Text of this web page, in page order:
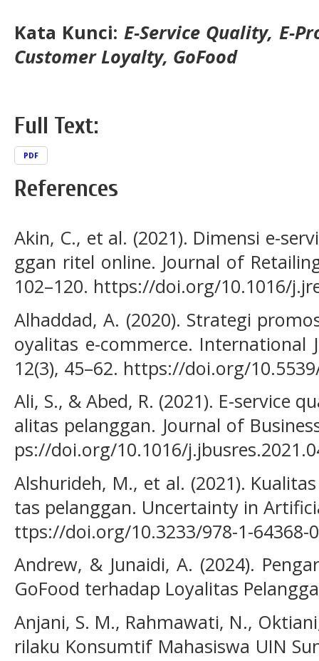
Kata Kunci: E-Service Quality, E-
Customer Loyalty, GoFood
Full Text:
PDF
References
Akin, C., et al. (2021). Dimensi e-
ggan ritel online. Journal of
102–120. https://doi.org/10.1016/
Alhaddad, A. (2020). Strategi
oyalitas e-commerce. International
12(3), 45–62. https://doi.org/
Ali, S., & Abed, R. (2021). E-service
alitas pelanggan. Journal of
ps://doi.org/10.1016/
Alshurideh, M., et al. (2021).
tas pelanggan. Uncertainty in
ttps://doi.org/10.3233/978-1-64368-
Andrew, & Junaidi, A. (2024).
GoFood terhadap Loyalitas
Anjani, S. M., Rahmawati, N.,
rilaku Konsumtif Mahasiswa UIN